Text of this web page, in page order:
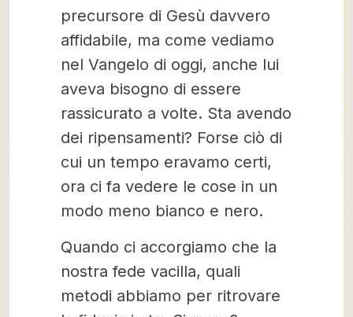
precursore di Gesù davvero
affidabile, ma come vediamo
nel Vangelo di oggi, anche lui
aveva bisogno di essere
rassicurato a volte. Sta avendo
dei ripensamenti? Forse ciò di
cui un tempo eravamo certi,
ora ci fa vedere le cose in un
modo meno bianco e nero.
Quando ci accorgiamo che la
nostra fede vacilla, quali
metodi abbiamo per ritrovare